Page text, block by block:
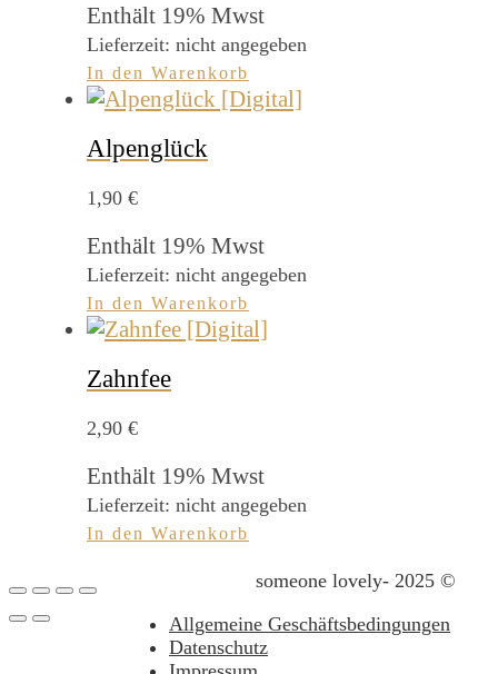
Enthält 19% Mwst
Lieferzeit: nicht angegeben
In den Warenkorb
Alpenglück
1,90 €
Enthält 19% Mwst
Lieferzeit: nicht angegeben
In den Warenkorb
Zahnfee
2,90 €
Enthält 19% Mwst
Lieferzeit: nicht angegeben
In den Warenkorb
someone lovely- 2025 ©
Allgemeine Geschäftsbedingungen
Datenschutz